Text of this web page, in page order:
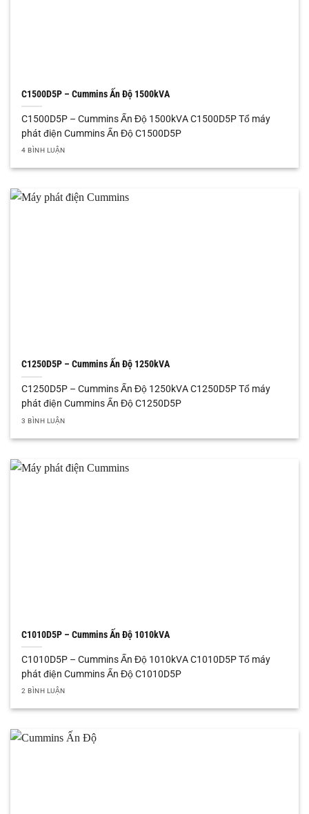
C1500D5P – Cummins Ấn Độ 1500kVA
C1500D5P – Cummins Ấn Độ 1500kVA C1500D5P Tổ máy
phát điện Cummins Ấn Độ C1500D5P
4 BÌNH LUẬN
C1250D5P – Cummins Ấn Độ 1250kVA
C1250D5P – Cummins Ấn Độ 1250kVA C1250D5P Tổ máy
phát điện Cummins Ấn Độ C1250D5P
3 BÌNH LUẬN
C1010D5P – Cummins Ấn Độ 1010kVA
C1010D5P – Cummins Ấn Độ 1010kVA C1010D5P Tổ máy
phát điện Cummins Ấn Độ C1010D5P
2 BÌNH LUẬN